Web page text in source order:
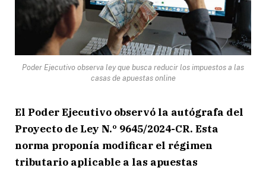
Poder Ejecutivo observa ley que busca reducir los impuestos a las
casas de apuestas online
El Poder Ejecutivo observó la autógrafa del
Proyecto de Ley N.º 9645/2024-CR. Esta
norma proponía modificar el régimen
tributario aplicable a las apuestas